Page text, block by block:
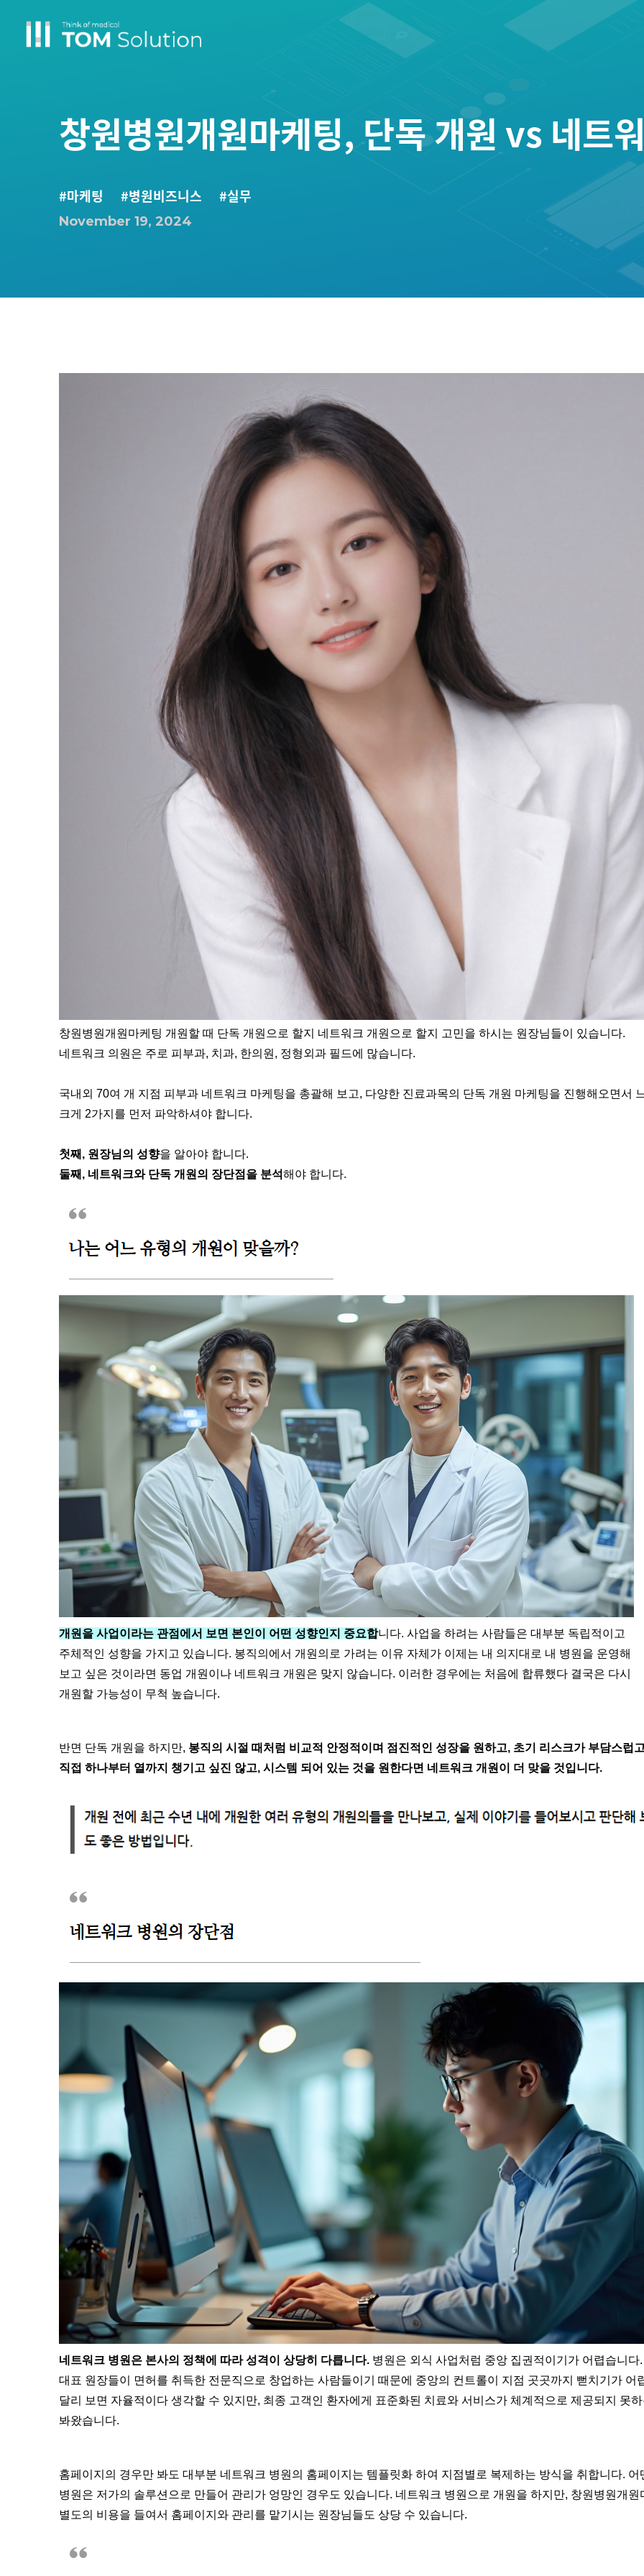
창원병원개원마케팅, 단독 개원 vs 네트
#마케팅 #병원비즈니스 #실무
November 19, 2024
창원병원개원마케팅 개원할 때 단독 개원으로 할지 네트워크 개원으로 할지 고민을 하시는 원장님들이 있습니다.
네트워크 의원은 주로 피부과, 치과, 한의원, 정형외과 필드에 많습니다.
국내외 70여 개 지점 피부과 네트워크 마케팅을 총괄해 보고, 다양한 진료과목의 단독 개원 마케팅을 진행해오면서
크게 2가지를 먼저 파악하셔야 합니다.
첫째, 원장님의 성향을 알아야 합니다.
둘째, 네트워크와 단독 개원의 장단점을 분석해야 합니다.
개원을 사업이라는 관점에서 보면 본인이 어떤 성향인지 중요합니다. 사업을 하려는 사람들은 대부분 독립적이고
주체적인 성향을 가지고 있습니다. 봉직의에서 개원의로 가려는 이유 자체가 이제는 내 의지대로 내 병원을 운영해
보고 싶은 것이라면 동업 개원이나 네트워크 개원은 맞지 않습니다. 이러한 경우에는 처음에 합류했다 결국은 다시
개원할 가능성이 무척 높습니다.
반면 단독 개원을 하지만, 봉직의 시절 때처럼 비교적 안정적이며 점진적인 성장을 원하고, 초기 리스크가 부담스럽
직접 하나부터 열까지 챙기고 싶진 않고, 시스템 되어 있는 것을 원한다면 네트워크 개원이 더 맞을 것입니다.
네트워크 병원은 본사의 정책에 따라 성격이 상당히 다릅니다. 병원은 외식 사업처럼 중앙 집권적이기가 어렵습니다
대표 원장들이 면허를 취득한 전문직으로 창업하는 사람들이기 때문에 중앙의 컨트롤이 지점 곳곳까지 뻗치기가 어
달리 보면 자율적이다 생각할 수 있지만, 최종 고객인 환자에게 표준화된 치료와 서비스가 체계적으로 제공되지 못
봐왔습니다.
홈페이지의 경우만 봐도 대부분 네트워크 병원의 홈페이지는 템플릿화 하여 지점별로 복제하는 방식을 취합니다. 어
병원은 저가의 솔루션으로 만들어 관리가 엉망인 경우도 있습니다. 네트워크 병원으로 개원을 하지만, 창원병원개원
별도의 비용을 들여서 홈페이지와 관리를 맡기시는 원장님들도 상당 수 있습니다.